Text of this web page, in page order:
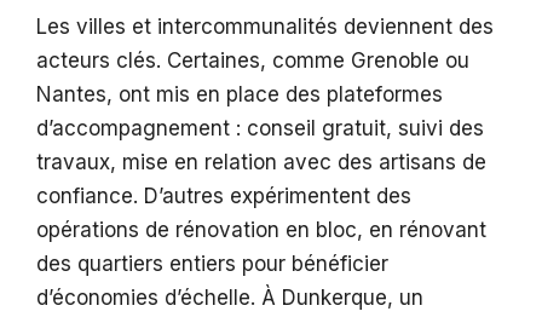
Les villes et intercommunalités deviennent des
acteurs clés. Certaines, comme Grenoble ou
Nantes, ont mis en place des plateformes
d’accompagnement : conseil gratuit, suivi des
travaux, mise en relation avec des artisans de
confiance. D’autres expérimentent des
opérations de rénovation en bloc, en rénovant
des quartiers entiers pour bénéficier
d’économies d’échelle. À Dunkerque, un